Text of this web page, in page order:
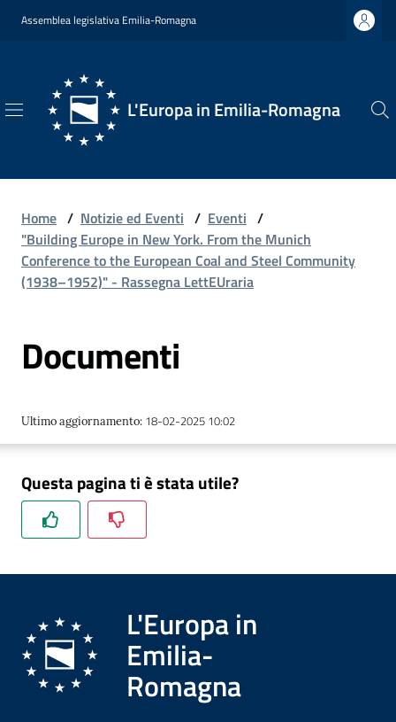
Vai al contenuto
Vai alla navigazione
Vai al footer
Assemblea legislativa Emilia-Romagna
L'Europa in Emilia-Romagna
L'Europa
Romagna
Notizie
eventi
Partecipazione
Home / Notizie ed Eventi / Eventi /
"Building Europe in New York. From the Munich
Conference to the European Coal and Steel Community
(1938–1952)" - Rassegna LettEUraria
Documenti
Ultimo aggiornamento: 18-02-2025 10:02
Questa pagina ti è stata utile?
L'Europa in
Emilia-
Romagna